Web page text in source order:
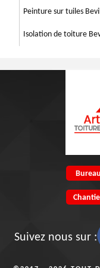
Peinture sur tuiles
Isolation de toiture
Bureau
Suivez nous sur :